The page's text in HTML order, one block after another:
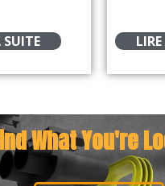
SUITE
What You're